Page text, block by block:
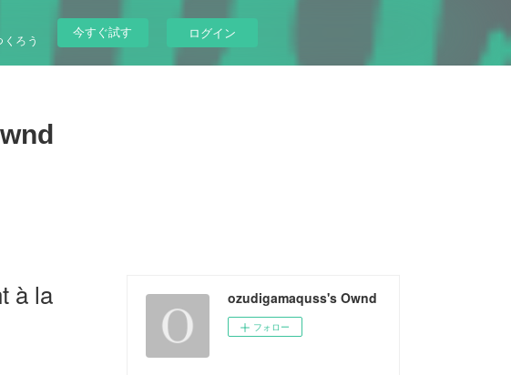
ろう
今すぐ試す ログイン
à la
ozudigamaquss's Ownd
フォロー